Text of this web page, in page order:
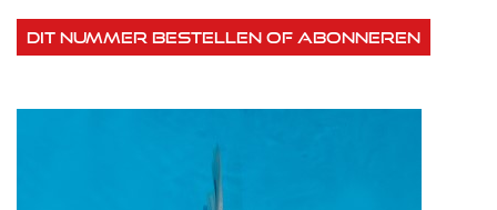
Dit nummer bestellen of abonneren